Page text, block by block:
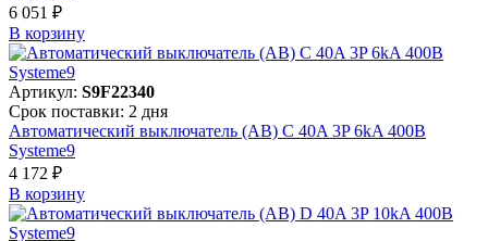
6 051 ₽
В корзинy
Артикул: S9F22340
Срок поставки: 2 дня
Автоматический выключатель (АВ) C 40A 3P 6kA 400В
Systeme9
4 172 ₽
В корзинy